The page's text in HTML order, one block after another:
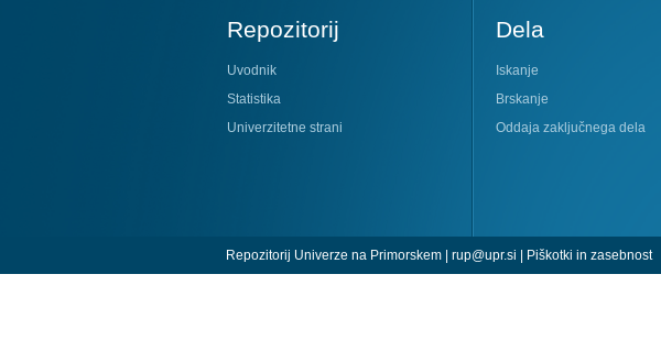
Repozitorij
Uvodnik
Statistika
Univerzitetne strani
Dela
Iskanje
Brskanje
Oddaja zaključnega dela
Repozitorij Univerze na Primorskem | rup@upr.si | Piškotki in zasebnost